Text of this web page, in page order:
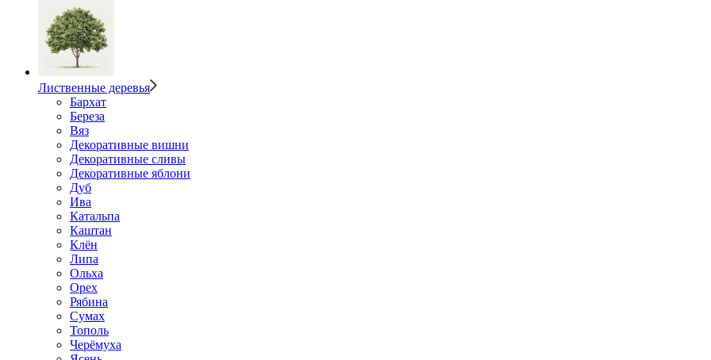
Лиственные деревья
Бархат
Береза
Вяз
Декоративные вишни
Декоративные сливы
Декоративные яблони
Дуб
Ива
Катальпа
Каштан
Клён
Липа
Ольха
Орех
Рябина
Сумах
Тополь
Черёмуха